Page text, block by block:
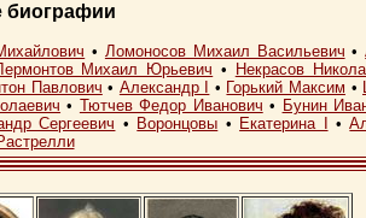
биографии
• Ломоносов Михаил Васильевич •
Михаил Юрьевич • Некрасов
Павлович • Александр I • Горький Максим •
• Тютчев Федор Иванович • Бунин
Сергеевич • Воронцовы • Екатерина I •